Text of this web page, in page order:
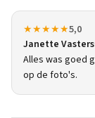
★★★★★5,0
Janette Vasters
Alles was goed
op de foto's.